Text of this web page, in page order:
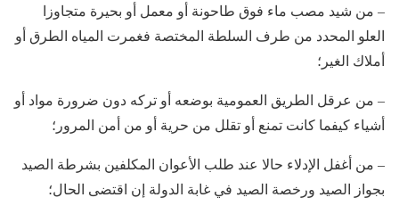
– من شيد مصب ماء فوق طاحونة أو معمل أو بحيرة متجاوزا
العلو المحدد من طرف السلطة المختصة فغمرت المياه الطرق أو
أملاك الغير؛
– من عرقل الطريق العمومية بوضعه أو تركه دون ضرورة مواد أو
أشياء كيفما كانت تمنع أو تقلل من حرية أو من أمن المرور؛
– من أغفل الإدلاء حالا عند طلب الأعوان المكلفين بشرطة الصيد
بجواز الصيد ورخصة الصيد في غابة الدولة إن اقتضى الحال؛